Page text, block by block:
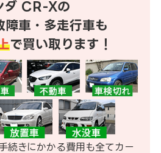
ダ CR-Xの
障車・多走行車も
で買い取ります！
続きにかかる費用も全てカー